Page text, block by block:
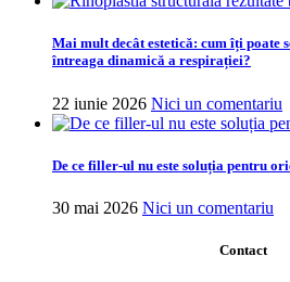
Mai mult decât estetică: cum îți
întreaga dinamică a respirației?
22 iunie 2026 Nici un comentariu
De ce filler-ul nu este soluția pentru
30 mai 2026 Nici un comentariu
Contact